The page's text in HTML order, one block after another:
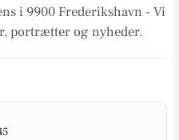
i 9900 Frederikshavn - Vi
portrætter og nyheder.